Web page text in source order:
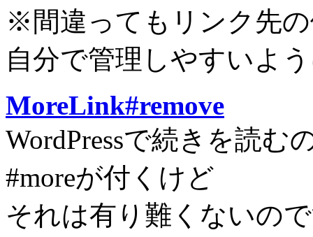
※間違ってもリンク先
自分で管理しやすいよ
MoreLink#remove
WordPressで続きを読む
#moreが付くけど
それは有り難くないの